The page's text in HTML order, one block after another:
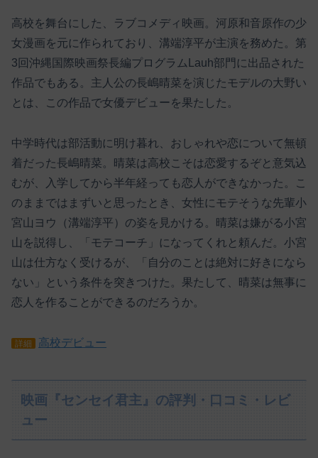
高校を舞台にした、ラブコメディ映画。河原和音原作の少
女漫画を元に作られており、溝端淳平が主演を務めた。第
3回沖縄国際映画祭長編プログラムLauh部門に出品された
作品でもある。主人公の長嶋晴菜を演じたモデルの大野い
とは、この作品で女優デビューを果たした。
中学時代は部活動に明け暮れ、おしゃれや恋について無頓
着だった長嶋晴菜。晴菜は高校こそは恋愛するぞと意気込
むが、入学してから半年経っても恋人ができなかった。こ
のままではまずいと思ったとき、女性にモテそうな先輩小
宮山ヨウ（溝端淳平）の姿を見かける。晴菜は嫌がる小宮
山を説得し、「モテコーチ」になってくれと頼んだ。小宮
山は仕方なく受けるが、「自分のことは絶対に好きになら
ない」という条件を突きつけた。果たして、晴菜は無事に
恋人を作ることができるのだろうか。
詳細 高校デビュー
映画『センセイ君主』の評判・口コミ・レビ
ュー